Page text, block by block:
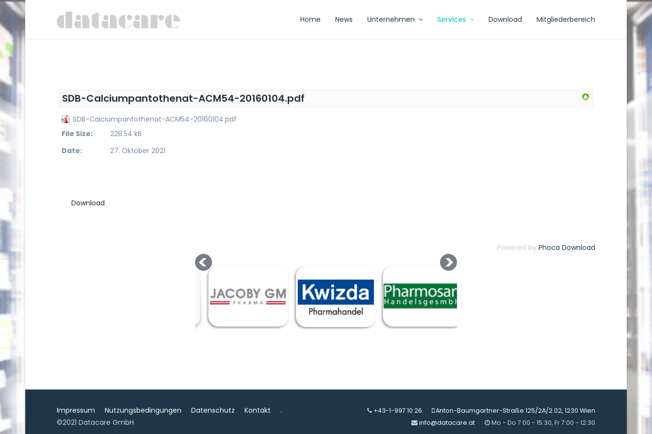
Home News Unternehmen Services Download Mitgliederbereich
SDB-Calciumpantothenat-ACM54-20160104.pdf
SDB-Calciumpantothenat-ACM54-20160104.pdf
File Size:
228.54 kB
Date:
27. Oktober 2021
Powered by Phoca Download
Impressum Nutzungsbedingungen Datenschutz Kontakt
.
©2021 Datacare GmbH
+43-1-997 10 26
Anton-Baumgartner-Straße 125/2A/2.02, 1230 Wien
info@datacare.at
Mo - Do 7:00 - 15:30, Fr 7:00 - 12:30